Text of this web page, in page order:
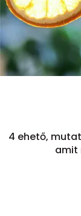
4 ehető,
amit